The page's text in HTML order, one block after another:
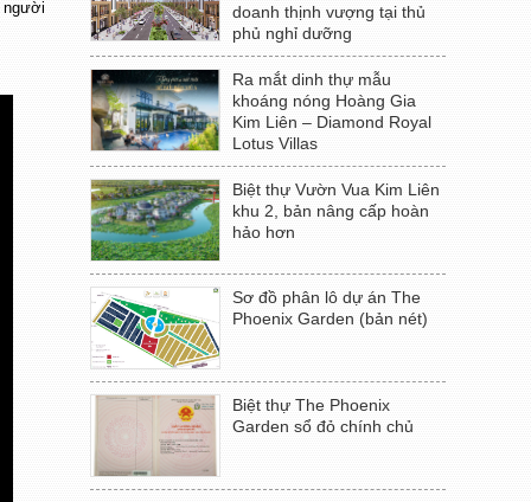
người
doanh thịnh vượng tại thủ
phủ nghỉ dưỡng
Ra mắt dinh thự mẫu
khoáng nóng Hoàng Gia
Kim Liên – Diamond Royal
Lotus Villas
Biệt thự Vườn Vua Kim Liên
khu 2, bản nâng cấp hoàn
hảo hơn
Sơ đồ phân lô dự án The
Phoenix Garden (bản nét)
Biệt thự The Phoenix
Garden sổ đỏ chính chủ